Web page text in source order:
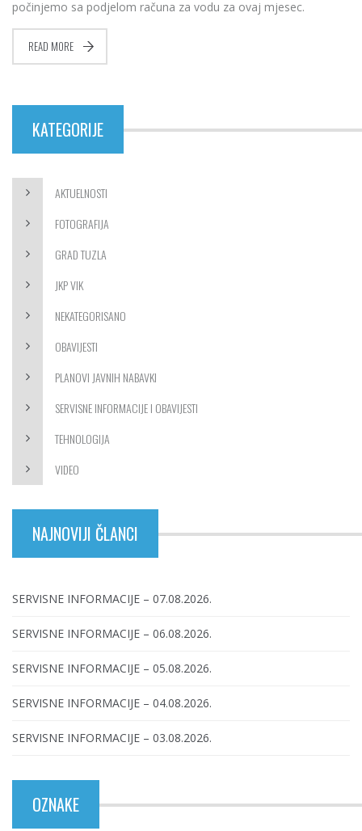
počinjemo sa podjelom računa za vodu za ovaj mjesec.
READ MORE
KATEGORIJE
AKTUELNOSTI
FOTOGRAFIJA
GRAD TUZLA
JKP VIK
NEKATEGORISANO
OBAVIJESTI
PLANOVI JAVNIH NABAVKI
SERVISNE INFORMACIJE I OBAVIJESTI
TEHNOLOGIJA
VIDEO
NAJNOVIJI ČLANCI
SERVISNE INFORMACIJE – 07.08.2026.
SERVISNE INFORMACIJE – 06.08.2026.
SERVISNE INFORMACIJE – 05.08.2026.
SERVISNE INFORMACIJE – 04.08.2026.
SERVISNE INFORMACIJE – 03.08.2026.
OZNAKE